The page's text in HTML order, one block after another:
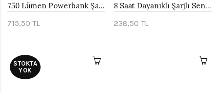
750 Lümen Powerbank Şarjlı Işıldak Watton Wt-330
715,50 TL
8 Saat Dayanıklı Şarjlı Sensörlü Mıknatıslı Kafa Lambası Watton Wt-055
238,50 TL
STOKTA
YOK